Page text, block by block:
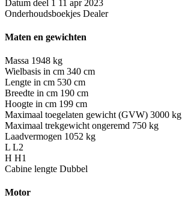
Datum deel 1 11 apr 2023
Onderhoudsboekjes Dealer
Maten en gewichten
Massa 1948 kg
Wielbasis in cm 340 cm
Lengte in cm 530 cm
Breedte in cm 190 cm
Hoogte in cm 199 cm
Maximaal toegelaten gewicht (GVW) 3000 kg
Maximaal trekgewicht ongeremd 750 kg
Laadvermogen 1052 kg
L L2
H H1
Cabine lengte Dubbel
Motor